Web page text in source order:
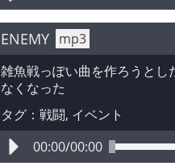
ENEMY mp3
雑魚戦っぽい曲を作ろうとし
なくなった
タグ： 戦闘, イベント
00:00/00:00